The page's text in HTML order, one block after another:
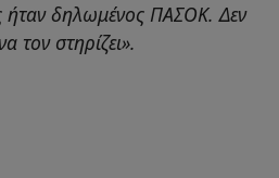
δηλωμένος ΠΑΣΟΚ. Δεν
τον στηρίζει».